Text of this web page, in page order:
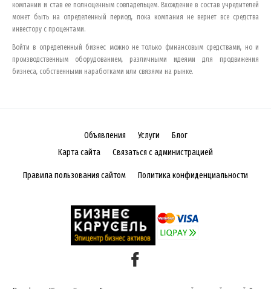
компании и став ее полноценным совладельцем. Вхождение в состав учредителей
может быть на определенный период, пока компания не вернет все средства
инвестору с процентами.
Войти в определенный бизнес можно не только финансовым средствами, но и
производственным оборудованием, различными идеями для продвижения
бизнеса, собственными наработками или связями на рынке.
Объявления Услуги
Блог
Карта сайта
Связаться с администрацией
Правила пользования сайтом Политика конфиденциальности